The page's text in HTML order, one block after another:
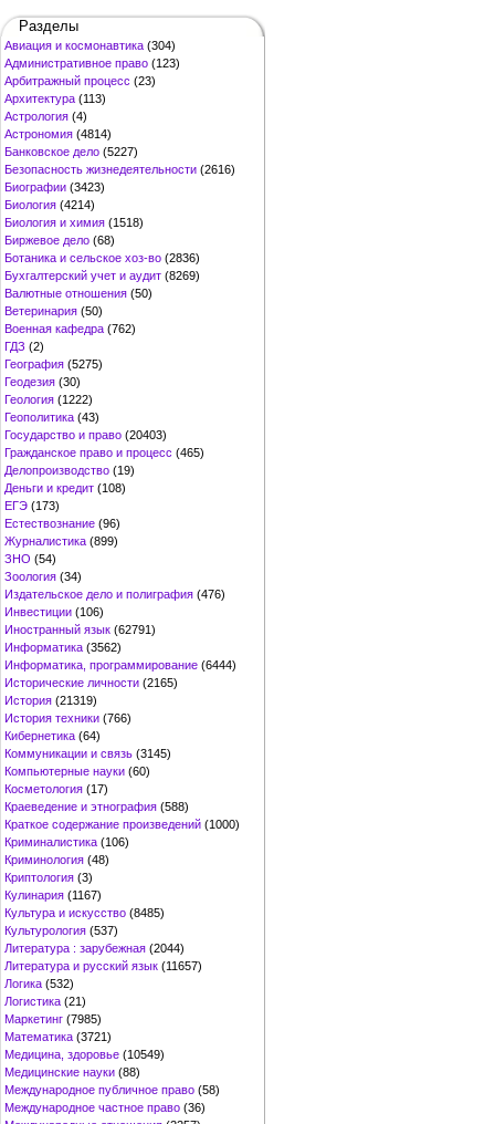
Разделы
Авиация и космонавтика (304)
Административное право (123)
Арбитражный процесс (23)
Архитектура (113)
Астрология (4)
Астрономия (4814)
Банковское дело (5227)
Безопасность жизнедеятельности (2616)
Биографии (3423)
Биология (4214)
Биология и химия (1518)
Биржевое дело (68)
Ботаника и сельское хоз-во (2836)
Бухгалтерский учет и аудит (8269)
Валютные отношения (50)
Ветеринария (50)
Военная кафедра (762)
ГДЗ (2)
География (5275)
Геодезия (30)
Геология (1222)
Геополитика (43)
Государство и право (20403)
Гражданское право и процесс (465)
Делопроизводство (19)
Деньги и кредит (108)
ЕГЭ (173)
Естествознание (96)
Журналистика (899)
ЗНО (54)
Зоология (34)
Издательское дело и полиграфия (476)
Инвестиции (106)
Иностранный язык (62791)
Информатика (3562)
Информатика, программирование (6444)
Исторические личности (2165)
История (21319)
История техники (766)
Кибернетика (64)
Коммуникации и связь (3145)
Компьютерные науки (60)
Косметология (17)
Краеведение и этнография (588)
Краткое содержание произведений (1000)
Криминалистика (106)
Криминология (48)
Криптология (3)
Кулинария (1167)
Культура и искусство (8485)
Культурология (537)
Литература : зарубежная (2044)
Литература и русский язык (11657)
Логика (532)
Логистика (21)
Маркетинг (7985)
Математика (3721)
Медицина, здоровье (10549)
Медицинские науки (88)
Международное публичное право (58)
Международное частное право (36)